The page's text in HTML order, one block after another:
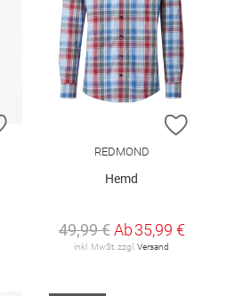
ZUR WUNSCHLISTE HINZUFÜGEN
ZUR
REDMOND
Hemd
49,99 € Ab35,99 €
inkl. MwSt. zzgl. Versand